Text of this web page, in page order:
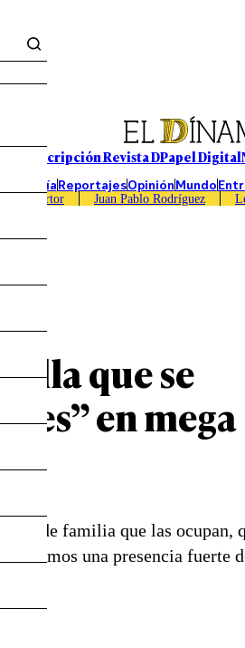
Suscripción Revista DPapel Digital
EconomíaReportajesOpiniónMundo
Caso Sartor Juan Pablo Rodríguez
que se
en mega
de familia que las ocupan,
una presencia fuerte